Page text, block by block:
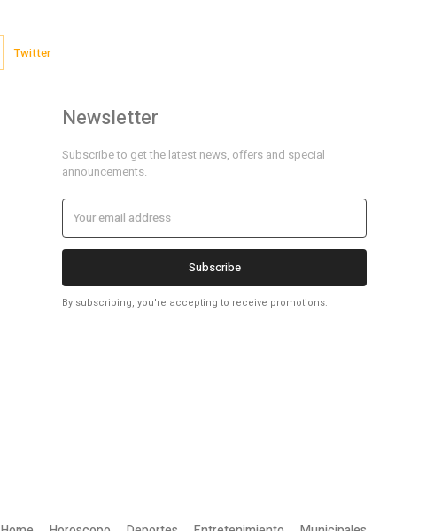
Twitter
Newsletter
Subscribe to get the latest news, offers and special
announcements.
Subscribe
By subscribing, you're accepting to receive promotions.